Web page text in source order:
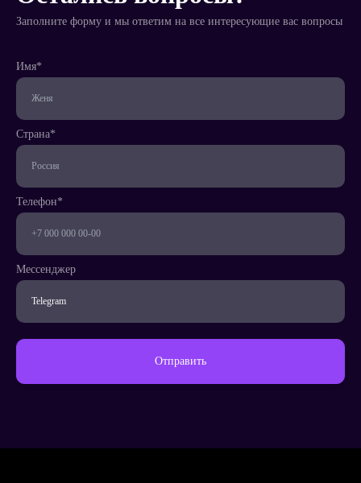
менеджеру
Телефон*
Заполните форму и мы ответим на все интересующие вас вопросы
Имя*
Страна*
Телефон*
Мессенджер
Отправить